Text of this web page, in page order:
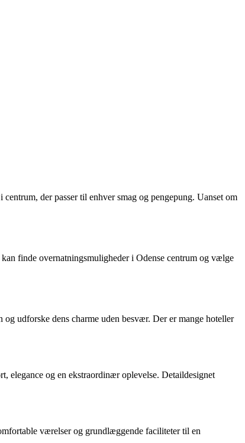
der passer til enhver smag og pengepung. Uanset om
finde overnatningsmuligheder i Odense centrum og vælge
udforske dens charme uden besvær. Der er mange hoteller
elegance og en ekstraordinær oplevelse. Detaildesignet
værelser og grundlæggende faciliteter til en